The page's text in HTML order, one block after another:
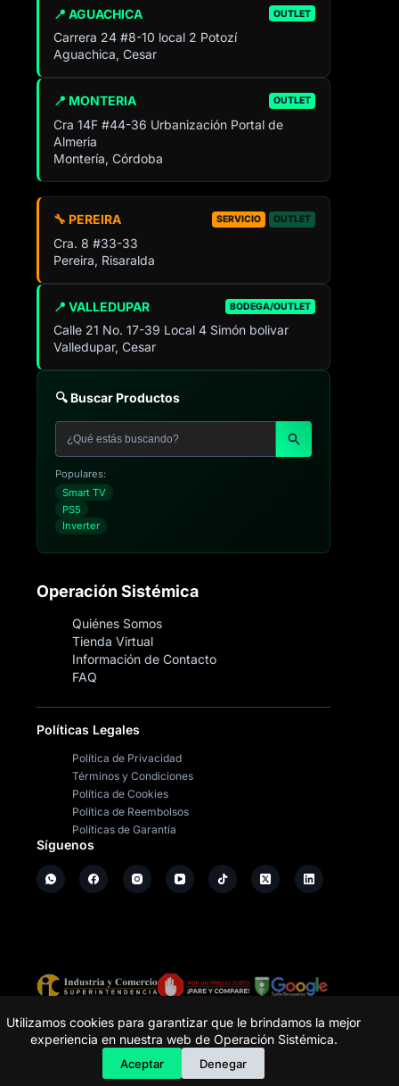
Utilizamos cookies para garantizar que le brindamos la mejor
experiencia en nuestra web de Operación Sistémica.
Aceptar Denegar
📍 AGUACHICA OUTLET
Carrera 24 #8-10 local 2 Potozí
Aguachica, Cesar
📍 MONTERIA OUTLET
Cra 14F #44-36 Urbanización Portal de
Almeria
Montería, Córdoba
📍 VALLEDUPAR BODEGA/OUTLET
Calle 21 No. 17-39 Local 4 Simón bolivar
Valledupar, Cesar
🔧 PEREIRA SERVICIO OUTLET
Cra. 8 #33-33
Pereira, Risaralda
🔍 Buscar Productos
Populares:
Smart TV
PS5
Inverter
Operación Sistémica
Quiénes Somos
Tienda Virtual
Información de Contacto
FAQ
Políticas Legales
Política de Privacidad
Términos y Condiciones
Política de Cookies
Política de Reembolsos
Políticas de Garantía
Síguenos
Copyright © - Operación Sistémica
Tienda de electrodomésticos; repuestos y casa de
software.